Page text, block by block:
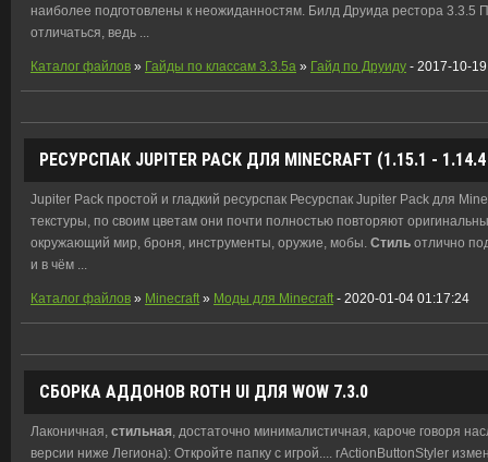
наиболее подготовлены к неожиданностям. Билд Друида рестора 3.3.5
отличаться, ведь ...
Каталог файлов » Гайды по классам 3.3.5a » Гайд по Друиду - 2017-10-
РЕСУРСПАК JUPITER PACK ДЛЯ MINECRAFT (1.15.1 -
Jupiter Pack простой и гладкий ресурспак Ресурспак Jupiter Pack для
текстуры, по своим цветам они почти полностью повторяют
окружающий мир, броня, инструменты, оружие, мобы. Стиль отлично
и в чём ...
Каталог файлов » Minecraft » Моды для Minecraft - 2020-01-04 01:17:24
СБОРКА АДДОНОВ ROTH UI ДЛЯ WOW 7.3.0
Лаконичная, стильная , достаточно минималистичная, кароче говоря
версии ниже Легиона): Откройте папку с игрой.... rActionButtonStyler